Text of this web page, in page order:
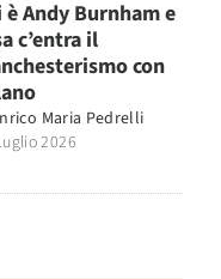
è Andy Burnham e
c’entra il
con
Maria Pedrelli
2026